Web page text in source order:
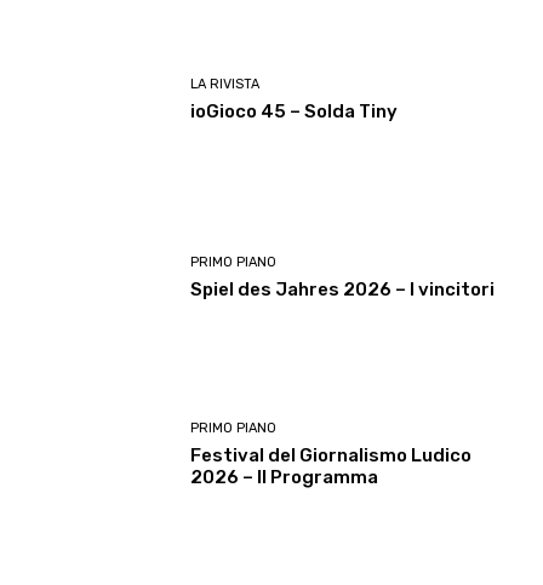
LA RIVISTA
ioGioco 45 – Solda Tiny
PRIMO PIANO
Spiel des Jahres 2026 – I vincitori
PRIMO PIANO
Festival del Giornalismo Ludico
2026 – Il Programma